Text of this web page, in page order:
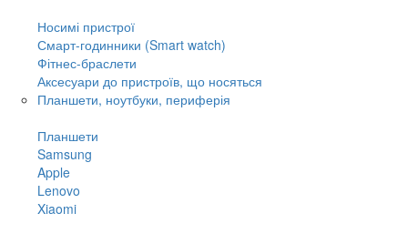
Носимі пристрої
Смарт-годинники (Smart watch)
Фітнес-браслети
Аксесуари до пристроїв, що носяться
Планшети, ноутбуки, периферія
Планшети
Samsung
Apple
Lenovo
Xiaomi